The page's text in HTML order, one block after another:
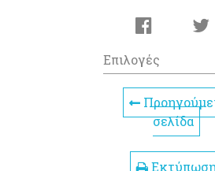
Επιλογές
σελίδα
Εκτύπωση